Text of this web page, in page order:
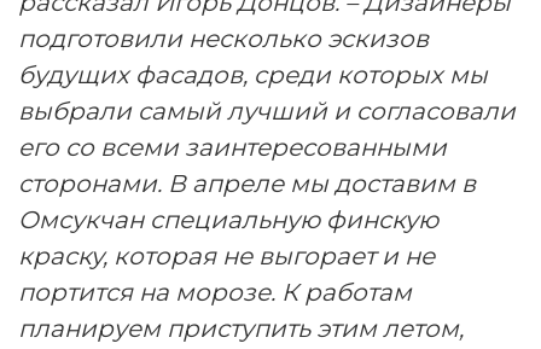
подготовили несколько эскизов
будущих фасадов, среди которых мы
выбрали самый лучший и согласовали
его со всеми заинтересованными
сторонами. В апреле мы доставим в
Омсукчан специальную финскую
краску, которая не выгорает и не
портится на морозе. К работам
планируем приступить этим летом,